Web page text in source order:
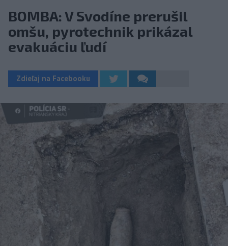
BOMBA: V Svodíne prerušil
omšu, pyrotechnik prikázal
evakuáciu ľudí
Zdieľaj na Facebooku